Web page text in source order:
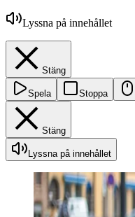
Lyssna på innehållet
Stäng
Spela Stoppa
Stäng
Lyssna på innehållet